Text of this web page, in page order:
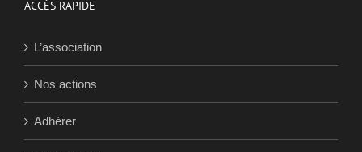
ACCÈS RAPIDE
L’association
Nos actions